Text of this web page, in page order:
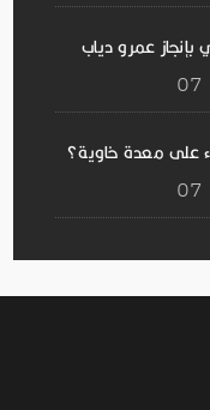
عمرو دياب
على معدة خاوية؟